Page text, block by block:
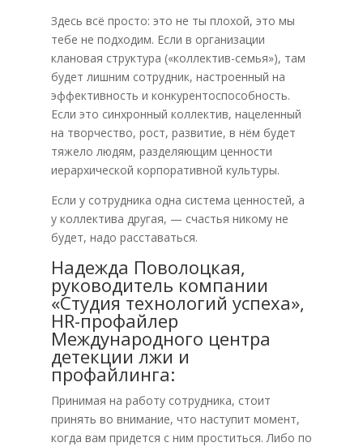
Здесь всё просто: это не ты плохой, это мы
тебе не подходим. Если в организации
клановая структура («коллектив-семья»), там
будет лишним сотрудник, настроенный на
эффективность и конкурентоспособность.
Если это синхронный коллектив, нацеленный
на творчество, рост, развитие, в нём будет
тяжело людям, разделяющим ценности
иерархической корпоративной культуры.
Если у сотрудника одна система ценностей, а
у коллектива другая, — счастья никому не
будет, надо расставаться.
Надежда Поволоцкая,
руководитель компании
«Студия технологий успеха»,
HR-профайлер
Международного центра
детекции лжи и
профайлинга:
Принимая на работу сотрудника, стоит
принять во внимание, что наступит момент,
когда вам придется с ним проститься. Либо по